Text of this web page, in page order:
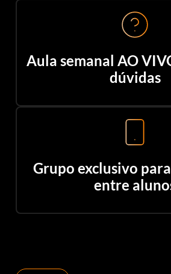
Aula semanal AO
dúvidas
Grupo exclusivo
entre